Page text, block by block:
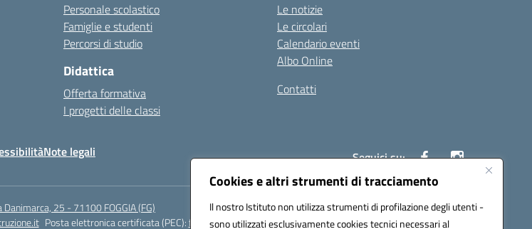
Cookies e altri strumenti di tracciamento
Il nostro Istituto non utilizza strumenti di profilazione degli utenti -
sono utilizzati esclusivamente cookies tecnici necessari al
Personale scolastico
Famiglie e studenti
Percorsi di studio
Didattica
Offerta formativa
I progetti delle classi
Le notizie
Le circolari
Calendario eventi
Albo Online
Contatti
Note legali Seguici su:
Danimarca, 25 - 71100 FOGGIA (FG)
Posta elettronica certificata (PEC):fgps040004@pec.istruzione.it